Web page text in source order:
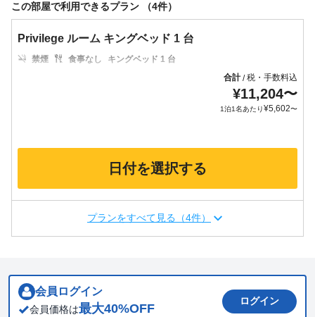
この部屋で利用できるプラン （4件）
Privilege ルーム キングベッド 1 台
禁煙 食事なし
キングベッド 1 台
合計/税・手数料込
¥11,204〜
1泊1名あたり¥5,602〜
日付を選択する
プランをすべて見る（4件）
会員ログイン
会員価格は最大40%OFF
ログイン